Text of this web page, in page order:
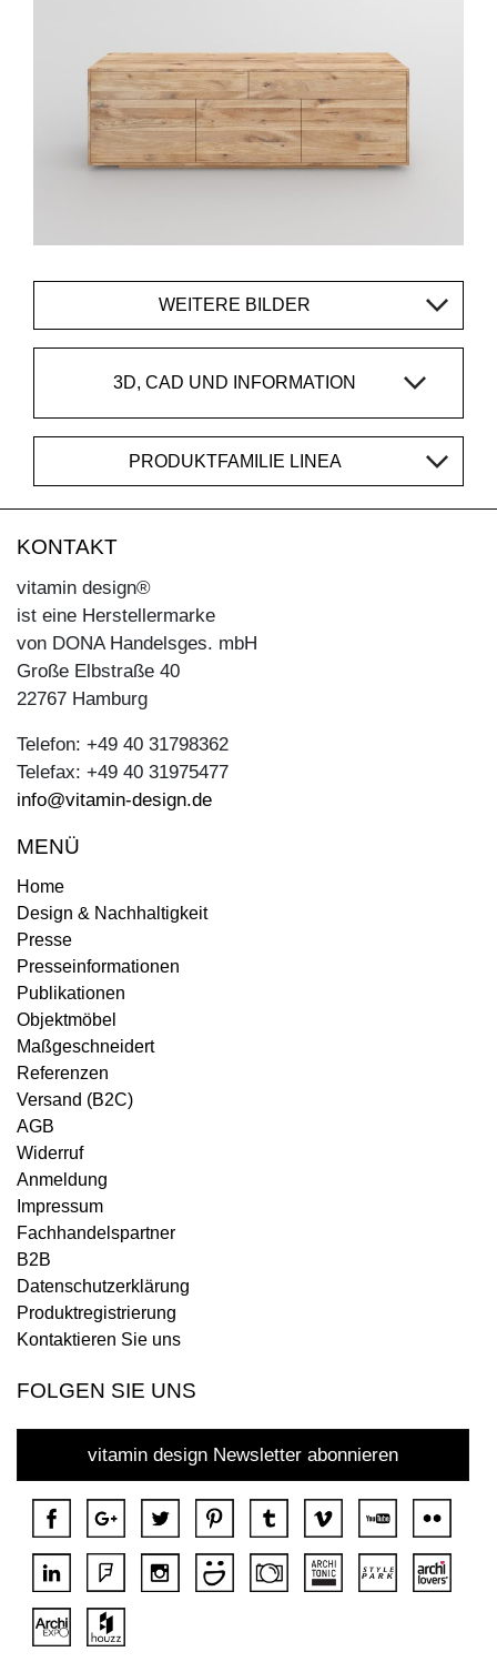
WEITERE BILDER
3D, CAD UND INFORMATION
PRODUKTFAMILIE LINEA
KONTAKT
vitamin design®
ist eine Herstellermarke
von DONA Handelsges. mbH
Große Elbstraße 40
22767 Hamburg
Telefon: +49 40 31798362
Telefax: +49 40 31975477
info@vitamin-design.de
MENÜ
Home
Design & Nachhaltigkeit
Presse
Presseinformationen
Publikationen
Objektmöbel
Maßgeschneidert
Referenzen
Versand (B2C)
AGB
Widerruf
Anmeldung
Impressum
Fachhandelspartner
B2B
Datenschutzerklärung
Produktregistrierung
Kontaktieren Sie uns
FOLGEN SIE UNS
vitamin design Newsletter abonnieren